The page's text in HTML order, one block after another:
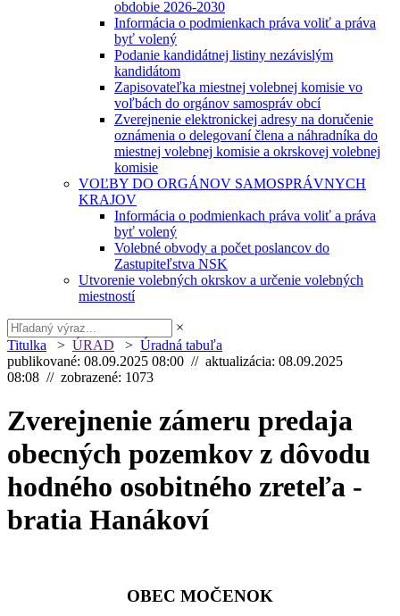
obdobie 2026-2030
Informácia o podmienkach práva voliť a práva
byť volený
Podanie kandidátnej listiny nezávislým
kandidátom
Zapisovateľka miestnej volebnej komisie vo
voľbách do orgánov samospráv obcí
Zverejnenie elektronickej adresy na doručenie
oznámenia o delegovaní člena a náhradníka do
miestnej volebnej komisie a okrskovej volebnej
komisie
VOĽBY DO ORGÁNOV SAMOSPRÁVNYCH
KRAJOV
Informácia o podmienkach práva voliť a práva
byť volený
Volebné obvody a počet poslancov do
Zastupiteľstva NSK
Utvorenie volebných okrskov a určenie volebných
miestností
×
Titulka > ÚRAD > Úradná tabuľa
publikované: 08.09.2025 08:00 // aktualizácia: 08.09.2025
08:08 // zobrazené: 1073
Zverejnenie zámeru predaja
obecných pozemkov z dôvodu
hodného osobitného zreteľa -
bratia Hanákoví
OBEC MOČENOK